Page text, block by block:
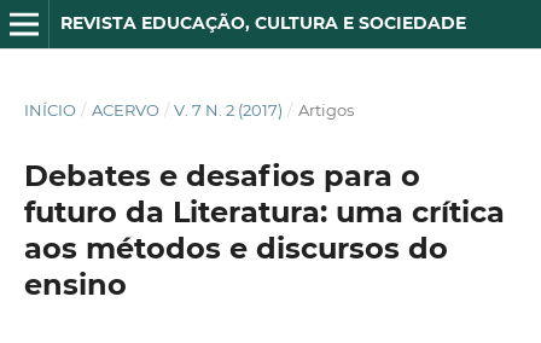
REVISTA EDUCAÇÃO, CULTURA E SOCIEDADE
INÍCIO / ACERVO / V. 7 N. 2 (2017) / Artigos
Debates e desafios para o
futuro da Literatura: uma crítica
aos métodos e discursos do
ensino